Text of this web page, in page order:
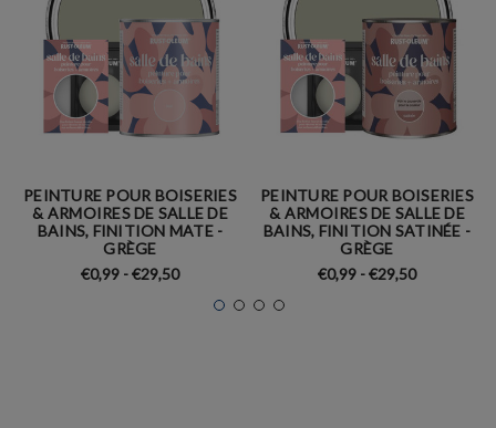
PEINTURE POUR BOISERIES
& ARMOIRES DE SALLE DE
BAINS, FINITION MATE -
GRÈGE
€0,99 - €29,50
PEINTURE POUR BOISERIES
& ARMOIRES DE SALLE DE
BAINS, FINITION SATINÉE -
GRÈGE
€0,99 - €29,50